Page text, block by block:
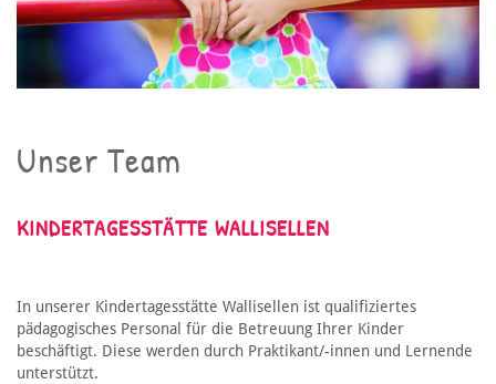
Unser Team
KINDERTAGESSTÄTTE WALLISELLEN
In unserer Kindertagesstätte Wallisellen ist qualifiziertes
pädagogisches Personal für die Betreuung Ihrer Kinder
beschäftigt. Diese werden durch Praktikant/-innen und Lernende
unterstützt.